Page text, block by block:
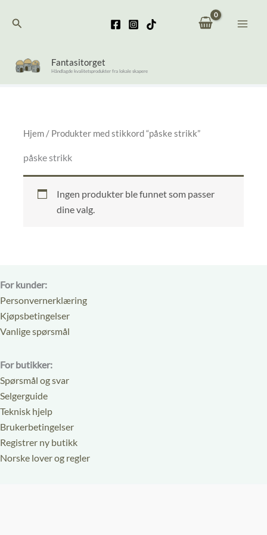
rettSøk
Fantasitorget
Håndlagde kvalitetsprodukter fra lokale skapere
Hjem / Produkter med stikkord “påske strikk”
påske strikk
Ingen produkter ble funnet som passer
dine valg.
For kunder:
Personvernerklæring
Kjøpsbetingelser
Vanlige spørsmål
For butikker:
Spørsmål og svar
Selgerguide
Teknisk hjelp
Brukerbetingelser
Registrer ny butikk
Norske lover og regler